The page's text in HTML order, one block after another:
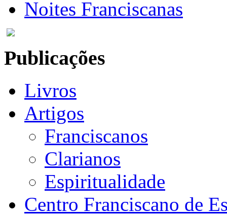
Noites Franciscanas
Publicações
Livros
Artigos
Franciscanos
Clarianos
Espiritualidade
Centro Franciscano de